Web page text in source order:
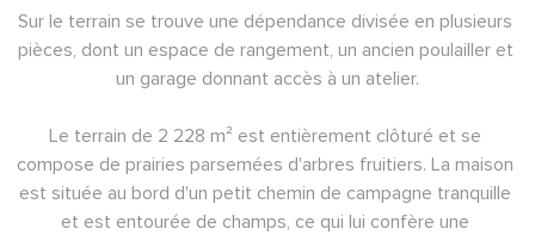
Sur le terrain se trouve une dépendance divisée en plusieurs
pièces, dont un espace de rangement, un ancien poulailler et
un garage donnant accès à un atelier.
Le terrain de 2 228 m² est entièrement clôturé et se
compose de prairies parsemées d'arbres fruitiers. La maison
est située au bord d'un petit chemin de campagne tranquille
et est entourée de champs, ce qui lui confère une